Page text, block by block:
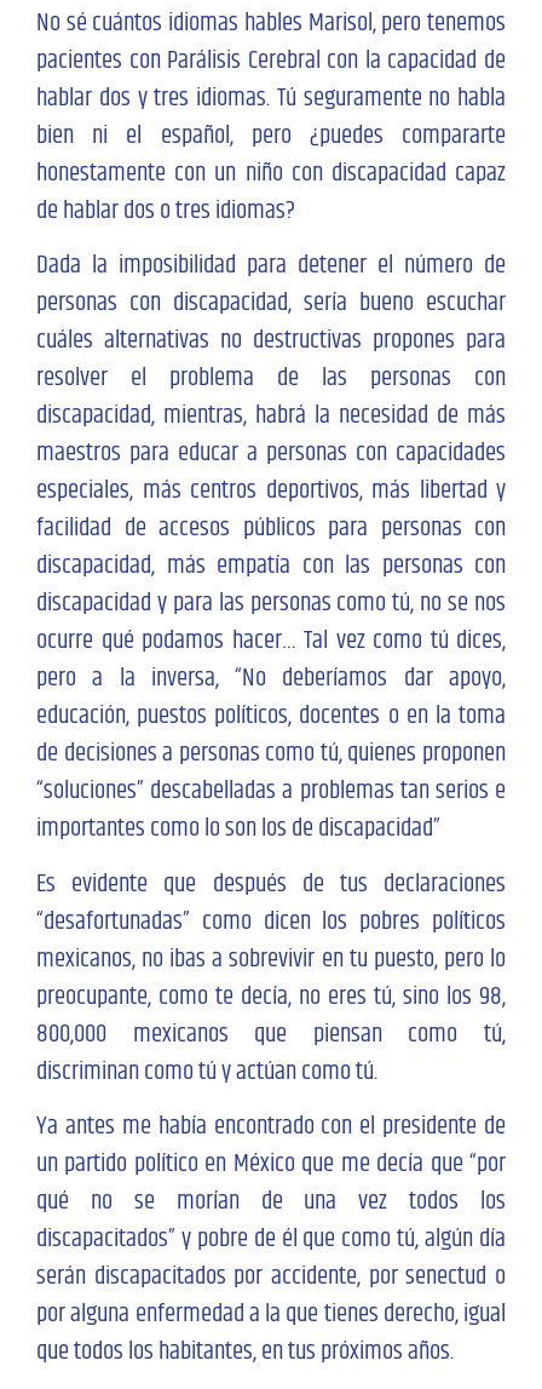
No sé cuántos idiomas hables Marisol, pero tenemos
pacientes con Parálisis Cerebral con la capacidad de
hablar dos y tres idiomas. Tú seguramente no habla
bien ni el español, pero ¿puedes compararte
honestamente con un niño con discapacidad capaz
de hablar dos o tres idiomas?
Dada la imposibilidad para detener el número de
personas con discapacidad, sería bueno escuchar
cuáles alternativas no destructivas propones para
resolver el problema de las personas con
discapacidad, mientras, habrá la necesidad de más
maestros para educar a personas con capacidades
especiales, más centros deportivos, más libertad y
facilidad de accesos públicos para personas con
discapacidad, más empatía con las personas con
discapacidad y para las personas como tú, no se nos
ocurre qué podamos hacer… Tal vez como tú dices,
pero a la inversa, “No deberíamos dar apoyo,
educación, puestos políticos, docentes o en la toma
de decisiones a personas como tú, quienes proponen
“soluciones” descabelladas a problemas tan serios e
importantes como lo son los de discapacidad”
Es evidente que después de tus declaraciones
“desafortunadas” como dicen los pobres políticos
mexicanos, no ibas a sobrevivir en tu puesto, pero lo
preocupante, como te decía, no eres tú, sino los 98,
800,000 mexicanos que piensan como tú,
discriminan como tú y actúan como tú.
Ya antes me había encontrado con el presidente de
un partido político en México que me decía que “por
qué no se morían de una vez todos los
discapacitados” y pobre de él que como tú, algún día
serán discapacitados por accidente, por senectud o
por alguna enfermedad a la que tienes derecho, igual
que todos los habitantes, en tus próximos años.